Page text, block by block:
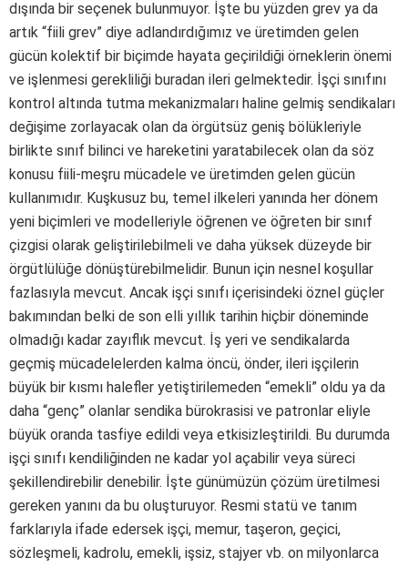
dışında bir seçenek bulunmuyor. İşte bu yüzden grev ya da
artık “fiili grev” diye adlandırdığımız ve üretimden gelen
gücün kolektif bir biçimde hayata geçirildiği örneklerin önemi
ve işlenmesi gerekliliği buradan ileri gelmektedir. İşçi sınıfını
kontrol altında tutma mekanizmaları haline gelmiş sendikaları
değişime zorlayacak olan da örgütsüz geniş bölükleriyle
birlikte sınıf bilinci ve hareketini yaratabilecek olan da söz
konusu fiili-meşru mücadele ve üretimden gelen gücün
kullanımıdır. Kuşkusuz bu, temel ilkeleri yanında her dönem
yeni biçimleri ve modelleriyle öğrenen ve öğreten bir sınıf
çizgisi olarak geliştirilebilmeli ve daha yüksek düzeyde bir
örgütlülüğe dönüştürebilmelidir. Bunun için nesnel koşullar
fazlasıyla mevcut. Ancak işçi sınıfı içerisindeki öznel güçler
bakımından belki de son elli yıllık tarihin hiçbir döneminde
olmadığı kadar zayıflık mevcut. İş yeri ve sendikalarda
geçmiş mücadelelerden kalma öncü, önder, ileri işçilerin
büyük bir kısmı halefler yetiştirilemeden “emekli” oldu ya da
daha “genç” olanlar sendika bürokrasisi ve patronlar eliyle
büyük oranda tasfiye edildi veya etkisizleştirildi. Bu durumda
işçi sınıfı kendiliğinden ne kadar yol açabilir veya süreci
şekillendirebilir denebilir. İşte günümüzün çözüm üretilmesi
gereken yanını da bu oluşturuyor. Resmi statü ve tanım
farklarıyla ifade edersek işçi, memur, taşeron, geçici,
sözleşmeli, kadrolu, emekli, işsiz, stajyer vb. on milyonlarca